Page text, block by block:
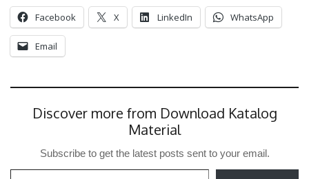
Facebook X LinkedIn WhatsApp
Email
Discover more from Download Katalog
Material
Subscribe to get the latest posts sent to your email.
Type your email…